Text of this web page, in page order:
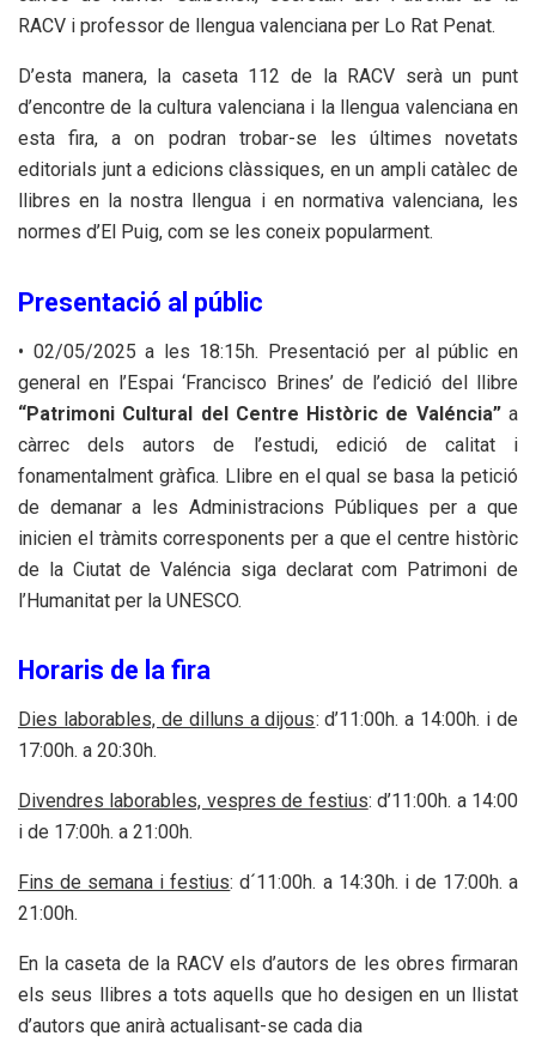
RACV i professor de llengua valenciana per Lo Rat Penat.
D’esta manera, la caseta 112 de la RACV serà un punt
d’encontre de la cultura valenciana i la llengua valenciana en
esta fira, a on podran trobar-se les últimes novetats
editorials junt a edicions clàssiques, en un ampli catàlec de
llibres en la nostra llengua i en normativa valenciana, les
normes d’El Puig, com se les coneix popularment.
Presentació al públic
• 02/05/2025 a les 18:15h. Presentació per al públic en
general en l’Espai ‘Francisco Brines’ de l’edició del llibre
“Patrimoni Cultural del Centre Històric de Valéncia” a
càrrec dels autors de l’estudi, edició de calitat i
fonamentalment gràfica. Llibre en el qual se basa la petició
de demanar a les Administracions Públiques per a que
inicien el tràmits corresponents per a que el centre històric
de la Ciutat de Valéncia siga declarat com Patrimoni de
l’Humanitat per la UNESCO.
Horaris de la fira
Dies laborables, de dilluns a dijous: d’11:00h. a 14:00h. i de
17:00h. a 20:30h.
Divendres laborables, vespres de festius: d’11:00h. a 14:00
i de 17:00h. a 21:00h.
Fins de semana i festius: d´11:00h. a 14:30h. i de 17:00h. a
21:00h.
En la caseta de la RACV els d’autors de les obres firmaran
els seus llibres a tots aquells que ho desigen en un llistat
d’autors que anirà actualisant-se cada dia